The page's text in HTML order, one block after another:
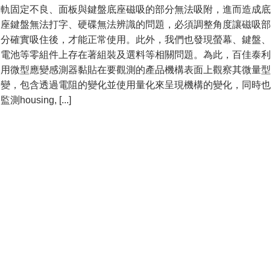
軌固定不良、面板與鍵盤底座磁吸的部分無法吸附，進而造成底
座鍵盤無法打字、硬碟無法辨識的問題，必須調整角度讓磁吸部
分確實吸住後，才能正常使用。此外，我們也發現螢幕、鍵盤、
電池等零組件上存在著組裝及選料等相關問題。為此，百佳泰利
用微型應變感測器黏貼在要觀測的產品機構表面上觀察其微量型
變，包含透過電阻的變化並使用量化來呈現機構的變化，同時也
監測housing, [...]